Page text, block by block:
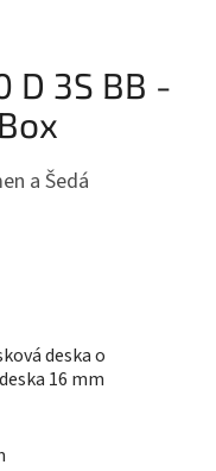
D 3S BB -
a Šedá
deska o
16 mm